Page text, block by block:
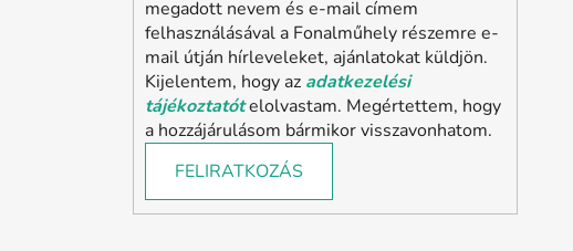
megadott nevem és e-mail címem
felhasználásával a Fonalműhely részemre e-
mail útján hírleveleket, ajánlatokat küldjön.
Kijelentem, hogy az adatkezelési
tájékoztatótelolvastam. Megértettem, hogy
a hozzájárulásom bármikor visszavonhatom.
FELIRATKOZÁS